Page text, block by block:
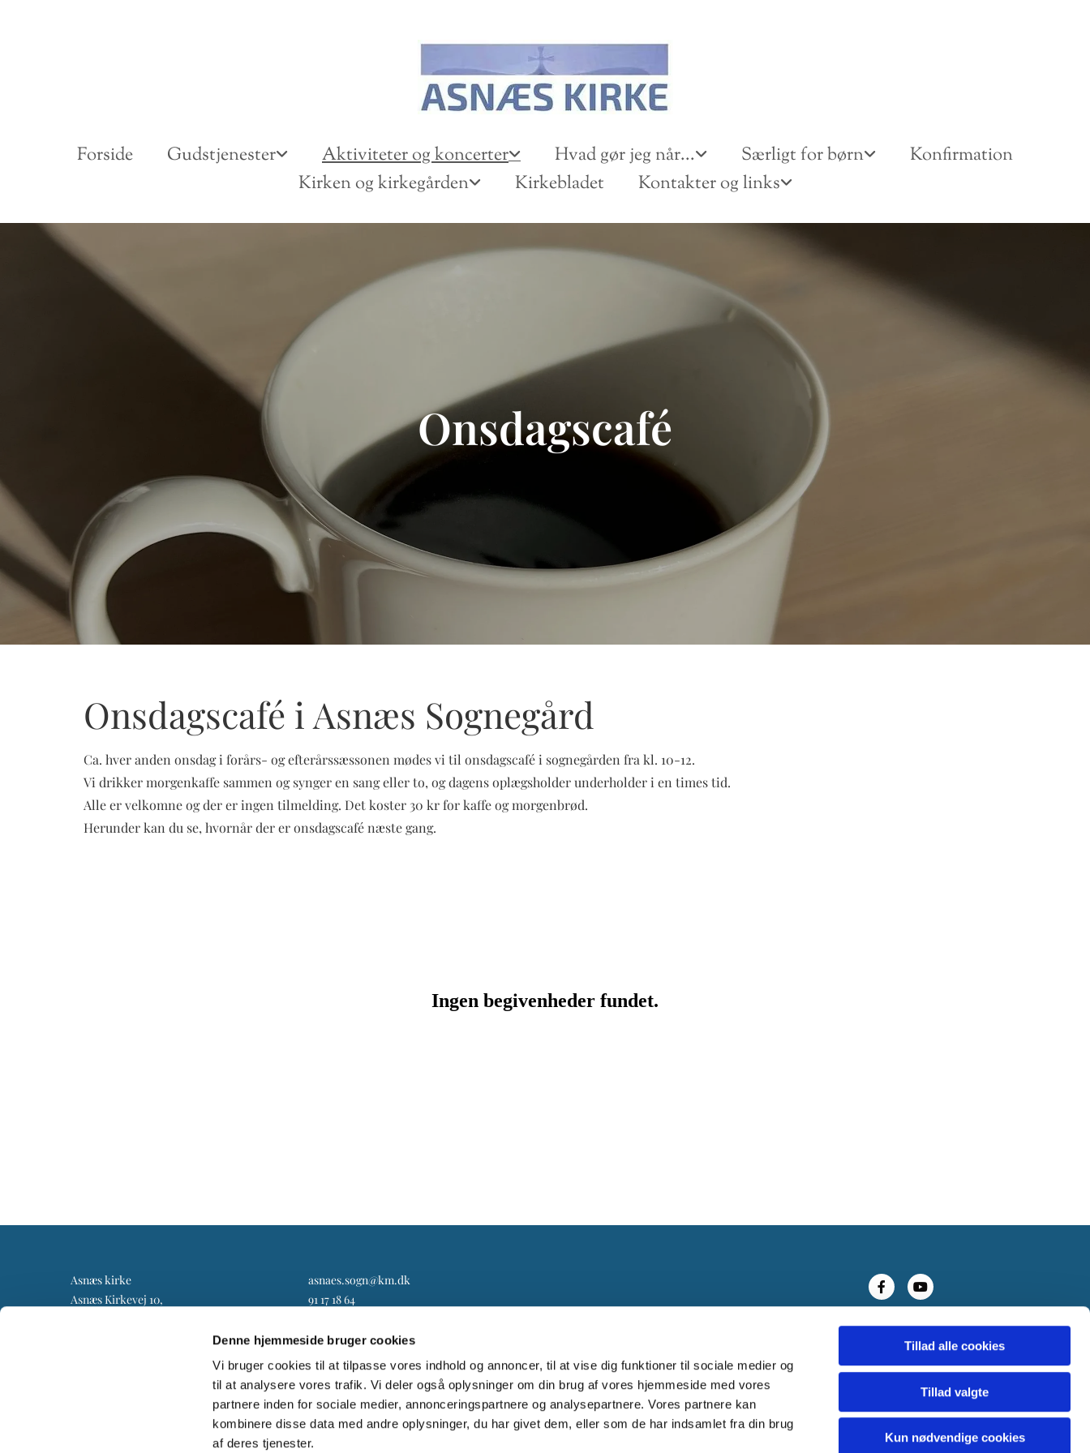
Denne hjemmeside bruger cookies
Vi bruger cookies til at tilpasse vores indhold og annoncer, til at vise dig funktioner til sociale medier og
til at analysere vores trafik. Vi deler også oplysninger om din brug af vores hjemmeside med vores
partnere inden for sociale medier, annonceringspartnere og analysepartnere. Vores partnere kan
kombinere disse data med andre oplysninger, du har givet dem, eller som de har indsamlet fra din brug
af deres tjenester.
Tillad alle cookies
Tillad valgte
Kun nødvendige cookies
Forside Gudstjenester Aktiviteter og koncerter Hvad gør jeg når... Særligt for børn
Konfirmation
Kirken og kirkegården
Kirkebladet Kontakter og links
Onsdagscafé
Onsdagscafé i Asnæs Sognegård
Ca. hver anden onsdag i forårs- og efterårssæssonen mødes vi til onsdagscafé i sognegården fra kl. 10-12.
Vi drikker morgenkaffe sammen og synger en sang eller to, og dagens oplægsholder underholder i en times tid.
Alle er velkomne og der er ingen tilmelding. Det koster 30 kr for kaffe og morgenbrød.
Herunder kan du se, hvornår der er onsdagscafé næste gang.
Asnæs kirke
Asnæs Kirkevej 10,
asnaes.sogn@km.dk
91 17 18 64
Log på ChurchDesk